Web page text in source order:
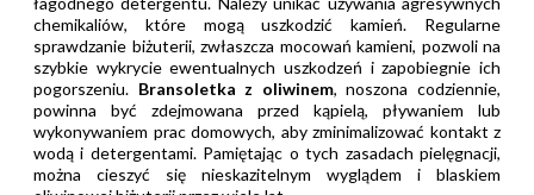
chemikaliów, które mogą uszkodzić kamień. Regularne
sprawdzanie biżuterii, zwłaszcza mocowań kamieni, pozwoli na
szybkie wykrycie ewentualnych uszkodzeń i zapobiegnie ich
pogorszeniu. Bransoletka z oliwinem, noszona codziennie,
powinna być zdejmowana przed kąpielą, pływaniem lub
wykonywaniem prac domowych, aby zminimalizować kontakt z
wodą i detergentami. Pamiętając o tych zasadach pielęgnacji,
można cieszyć się nieskazitelnym wyglądem i blaskiem